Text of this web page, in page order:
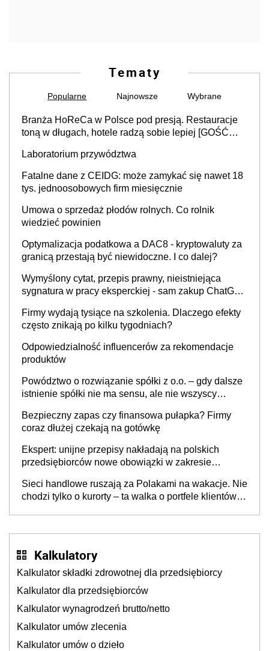
Tematy
Popularne Najnowsze Wybrane
Branża HoReCa w Polsce pod presją. Restauracje
toną w długach, hotele radzą sobie lepiej [GOŚĆ
Laboratorium przywództwa
Fatalne dane z CEIDG: może zamykać się nawet 18
tys. jednoosobowych firm miesięcznie
Umowa o sprzedaż płodów rolnych. Co rolnik
wiedzieć powinien
Optymalizacja podatkowa a DAC8 - kryptowaluty za
granicą przestają być niewidoczne. I co dalej?
Wymyślony cytat, przepis prawny, nieistniejąca
sygnatura w pracy eksperckiej - sam zakup ChatGPT
Firmy wydają tysiące na szkolenia. Dlaczego efekty
często znikają po kilku tygodniach?
Odpowiedzialność influencerów za rekomendacje
produktów
Powództwo o rozwiązanie spółki z o.o. – gdy dalsze
istnienie spółki nie ma sensu, ale nie wszyscy
Bezpieczny zapas czy finansowa pułapka? Firmy
coraz dłużej czekają na gotówkę
Ekspert: unijne przepisy nakładają na polskich
przedsiębiorców nowe obowiązki w zakresie
Sieci handlowe ruszają za Polakami na wakacje. Nie
chodzi tylko o kurorty – ta walka o portfele klientów
Kalkulatory
Kalkulator składki zdrowotnej dla przedsiębiorcy
Kalkulator dla przedsiębiorców
Kalkulator wynagrodzeń brutto/netto
Kalkulator umów zlecenia
Kalkulator umów o dzieło